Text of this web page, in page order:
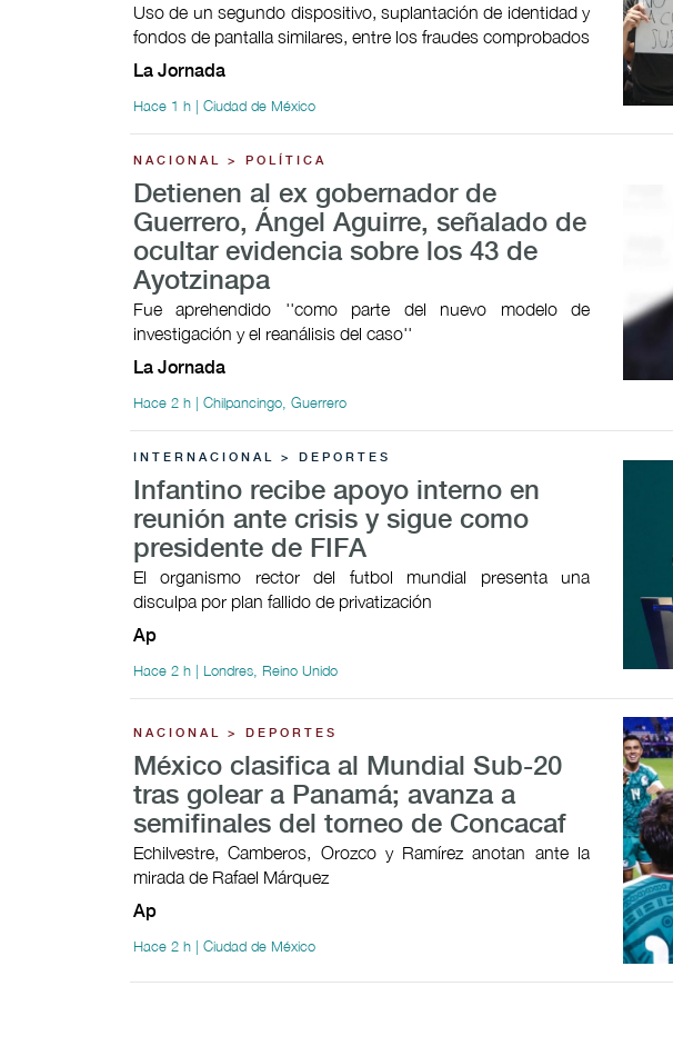
Uso de un segundo dispositivo, suplantación de identidad y
fondos de pantalla similares, entre los fraudes comprobados
La Jornada
Hace 1 h | Ciudad de México
NACIONAL > POLÍTICA
Detienen al ex gobernador de
Guerrero, Ángel Aguirre, señalado de
ocultar evidencia sobre los 43 de
Ayotzinapa
Fue aprehendido ''como parte del nuevo modelo de
investigación y el reanálisis del caso''
La Jornada
Hace 2 h | Chilpancingo, Guerrero
INTERNACIONAL > DEPORTES
Infantino recibe apoyo interno en
reunión ante crisis y sigue como
presidente de FIFA
El organismo rector del futbol mundial presenta una
disculpa por plan fallido de privatización
Ap
Hace 2 h | Londres, Reino Unido
NACIONAL > DEPORTES
México clasifica al Mundial Sub-20
tras golear a Panamá; avanza a
semifinales del torneo de Concacaf
Echilvestre, Camberos, Orozco y Ramírez anotan ante la
mirada de Rafael Márquez
Ap
Hace 2 h | Ciudad de México